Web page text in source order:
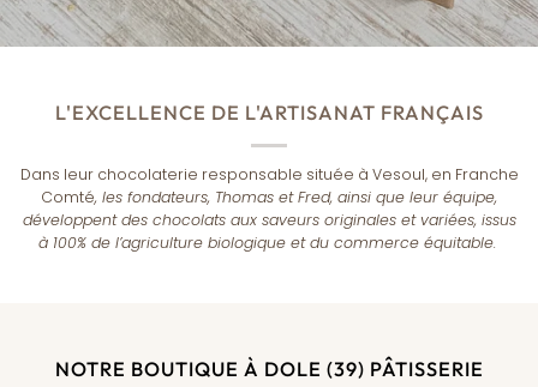
L'EXCELLENCE DE L'ARTISANAT FRANÇAIS
Dans leur chocolaterie responsable située à Vesoul, en Franche
Comté, les fondateurs, Thomas et Fred, ainsi que leur équipe,
développent des chocolats aux saveurs originales et variées, issus
à 100% de l’agriculture biologique et du commerce équitable.
NOTRE BOUTIQUE À DOLE (39) PÂTISSERIE